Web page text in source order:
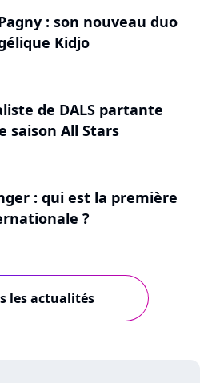
: son nouveau duo
Kidjo
de DALS partante
saison All Stars
: qui est la première
?
les actualités